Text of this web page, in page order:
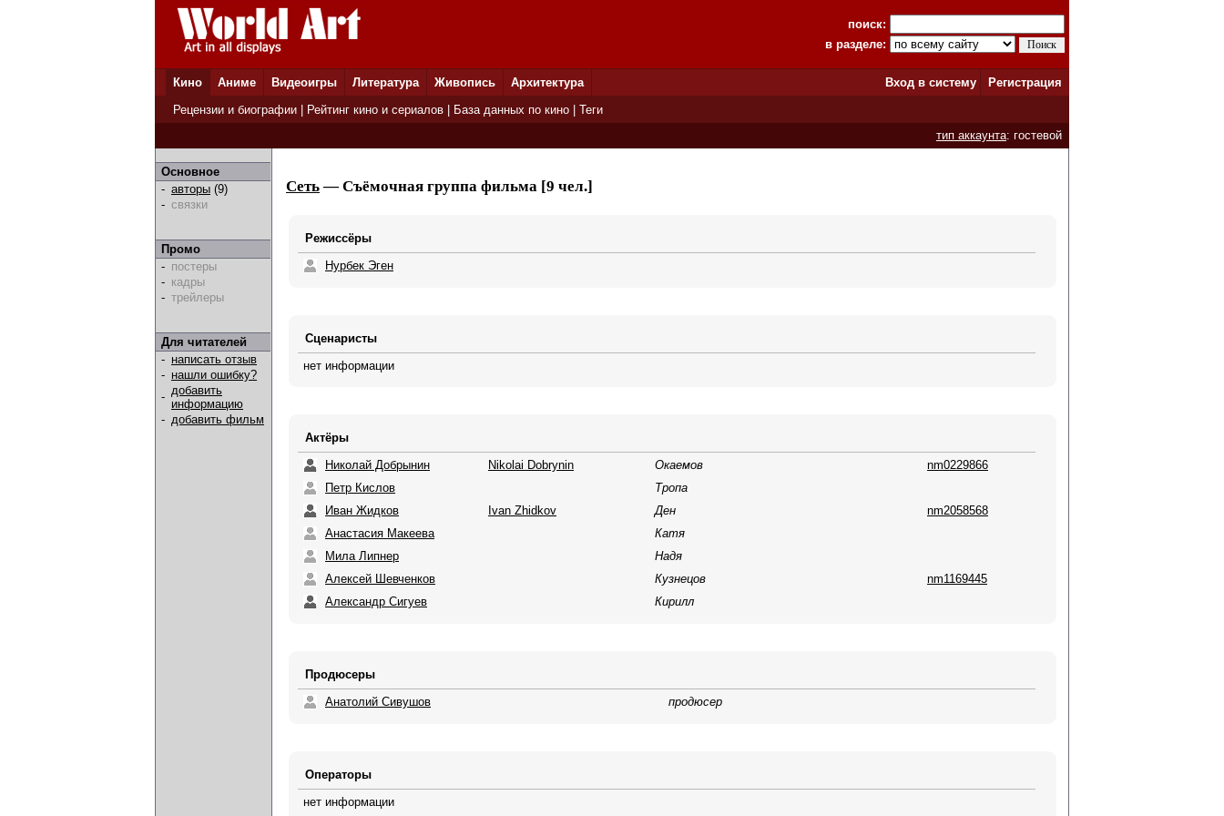
поиск:
в разделе:
Кино Аниме Видеоигры Литература Живопись Архитектура Вход в систему
Регистрация
Рецензии и биографии
Рейтинг кино и сериалов База данных по кино
Теги
тип аккаунта: гостевой
Основное
- авторы (9)
- связки
Промо
- постеры
- кадры
- трейлеры
Для читателей
- написать отзыв
- нашли ошибку?
- добавить
информацию
- добавить фильм
Сеть— Съёмочная группа фильма [9 чел.]
Режиссёры
Нурбек Эген
Сценаристы
нет информации
Актёры
Николай Добрынин
Nikolai Dobrynin Окаемов
nm0229866
Петр Кислов
Тропа
Иван Жидков
Ivan Zhidkov Ден
nm2058568
Анастасия Макеева
Катя
Мила Липнер
Надя
Алексей Шевченков
Кузнецов
nm1169445
Александр Сигуев
Кирилл
Продюсеры
Анатолий Сивушов
продюсер
Операторы
нет информации